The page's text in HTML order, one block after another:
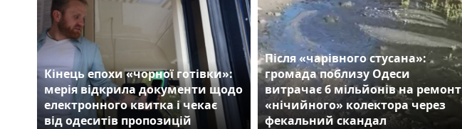
Кінець епохи «чорної готівки»:
мерія відкрила документи щодо
електронного квитка і чекає
від одеситів пропозицій
Після «чарівного стусана»:
громада поблизу Одеси
витрачає 6 мільйонів на ремонт
«нічийного» колектора через
фекальний скандал